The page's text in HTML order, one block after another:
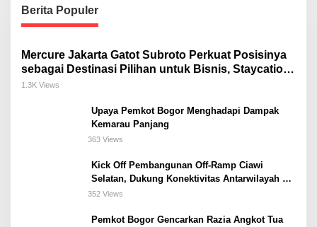
Berita Populer
Mercure Jakarta Gatot Subroto Perkuat Posisinya
sebagai Destinasi Pilihan untuk Bisnis, Staycation,
Meeting, dan Kuliner di Jakarta Selatan
1.3K Views
Upaya Pemkot Bogor Menghadapi Dampak
Kemarau Panjang
363 Views
Kick Off Pembangunan Off-Ramp Ciawi
Selatan, Dukung Konektivitas Antarwilayah di
Bogor Selatan
352 Views
Pemkot Bogor Gencarkan Razia Angkot Tua